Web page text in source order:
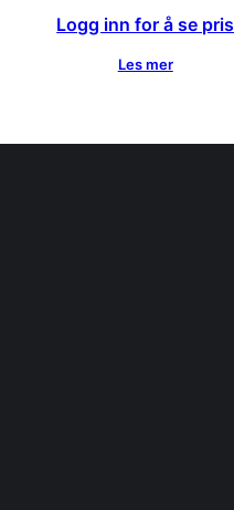
Logg inn for å se pris
Les mer